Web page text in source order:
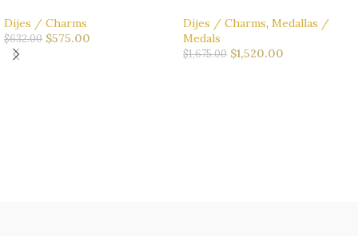
Dijes / Charms
$632.00 $575.00
Dijes / Charms, Medallas /
Medals
$1,675.00 $1,520.00